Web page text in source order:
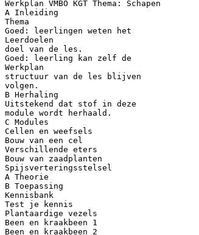
Werkplan VMBO KGT Thema: Schapen
A Inleiding
Thema
Goed: leerlingen weten het
Leerdoelen
doel van de les.
Goed: leerling kan zelf de
Werkplan
structuur van de les blijven
volgen.
B Herhaling
Uitstekend dat stof in deze
module wordt herhaald.
C Modules
Cellen en weefsels
Bouw van een cel
Verschillende eters
Bouw van zaadplanten
Spijsverteringsstelsel
A Theorie
B Toepassing
Kennisbank
Test je kennis
Plantaardige vezels
Been en kraakbeen 1
Been en kraakbeen 2